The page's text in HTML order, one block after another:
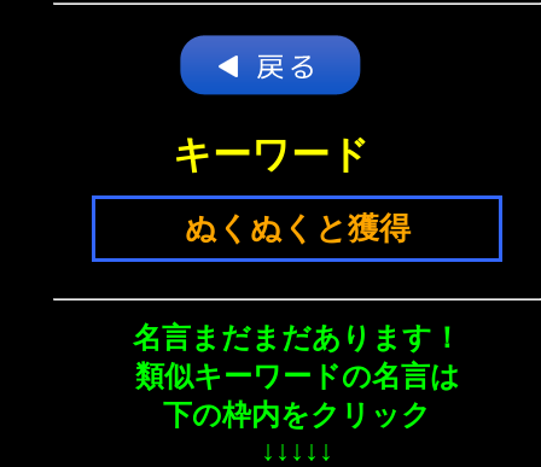
キーワード
ぬくぬくと獲得
名言まだまだあります！
類似キーワードの名言は
下の枠内をクリック
↓↓↓↓↓